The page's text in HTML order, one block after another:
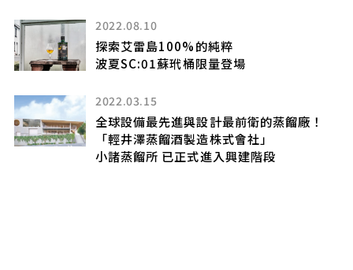
2022.08.10
探索艾雷島100%的純粹
波夏SC:01蘇玳桶限量登場
2022.03.15
全球設備最先進與設計最前衛的蒸餾廠！
「輕井澤蒸餾酒製造株式會社」
小諸蒸餾所 已正式進入興建階段